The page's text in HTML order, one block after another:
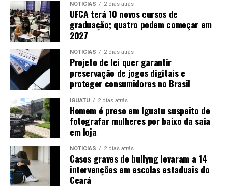
NOTICIAS 2 dias atrás
UFCA terá 10 novos cursos de
graduação; quatro podem começar em
2027
NOTICIAS 2 dias atrás
Projeto de lei quer garantir
preservação de jogos digitais e
proteger consumidores no Brasil
IGUATU 2 dias atrás
Homem é preso em Iguatu suspeito de
fotografar mulheres por baixo da saia
em loja
NOTICIAS 2 dias atrás
Casos graves de bullyng levaram a 14
intervenções em escolas estaduais do
Ceará